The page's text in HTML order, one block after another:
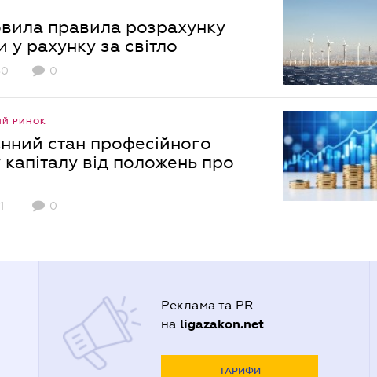
правила розрахунку
у рахунку за світло
0
РИНОК
стан професійного
від положень про
0
Реклама та PR
на ligazakon.net
ТАРИФИ